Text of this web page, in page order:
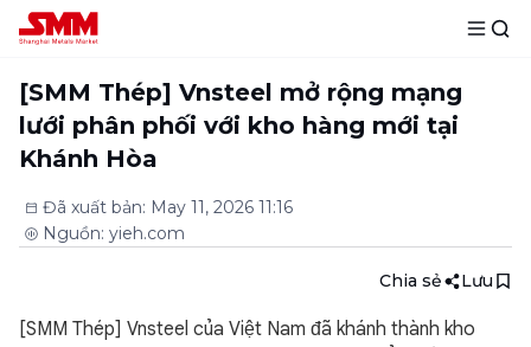
[SMM Thép] Vnsteel mở rộng mạng
lưới phân phối với kho hàng mới tại
Khánh Hòa
Đã xuất bản: May 11, 2026 11:16
Nguồn: yieh.com
Chia sẻ Lưu
[SMM Thép] Vnsteel của Việt Nam đã khánh thành kho